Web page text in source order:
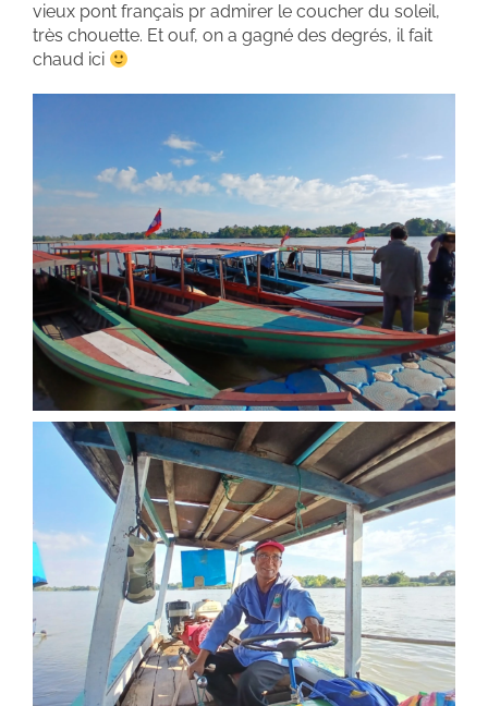
vieux pont français pr admirer le coucher du soleil,
très chouette. Et ouf, on a gagné des degrés, il fait
chaud ici